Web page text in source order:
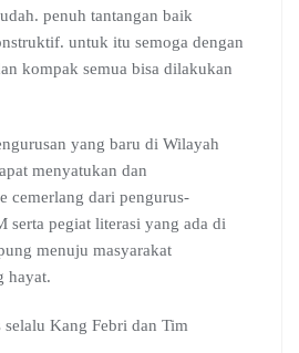
penuh tantangan baik
untuk itu semoga dengan
kompak semua bisa dilakukan
yang baru di Wilayah
menyatukan dan
cemerlang dari pengurus-
serta pegiat literasi yang ada di
menuju masyarakat
hayat.
selalu Kang Febri dan Tim